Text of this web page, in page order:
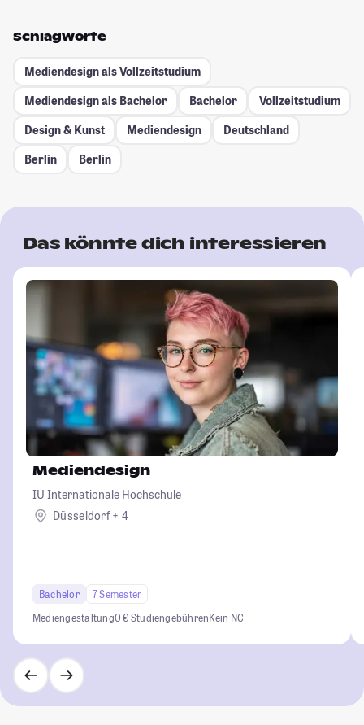
Schlagworte
Mediendesign als Vollzeitstudium
Mediendesign als Bachelor
Bachelor
Vollzeitstudium
Design & Kunst
Mediendesign
Deutschland
Berlin
Berlin
Das könnte dich interessieren
Mediendesign
IU Internationale Hochschule
Düsseldorf + 4
Bachelor
7 Semester
Mediengestaltung0 € StudiengebührenKein NC